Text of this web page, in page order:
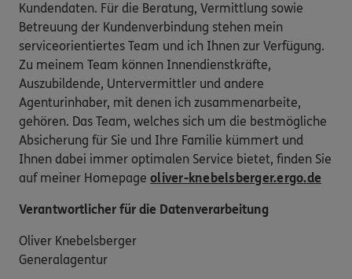
Kundendaten. Für die Beratung, Vermittlung sowie
Betreuung der Kundenverbindung stehen mein
serviceorientiertes Team und ich Ihnen zur Verfügung.
Zu meinem Team können Innendienstkräfte,
Auszubildende, Untervermittler und andere
Agenturinhaber, mit denen ich zusammenarbeite,
gehören. Das Team, welches sich um die bestmögliche
Absicherung für Sie und Ihre Familie kümmert und
Ihnen dabei immer optimalen Service bietet, finden Sie
auf meiner Homepage oliver-knebelsberger.ergo.de
Verantwortlicher für die Datenverarbeitung
Oliver Knebelsberger
Generalagentur